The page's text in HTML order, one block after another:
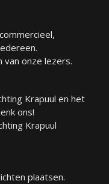
van onze lezers.
Krapuul en het
ons!
Krapuul
plaatsen.